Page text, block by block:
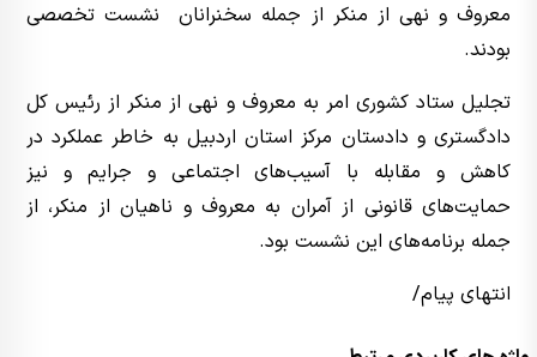
معروف و نهی از منکر از جمله سخنرانان نشست تخصصی
بودند.
تجلیل ستاد کشوری امر به معروف و نهی از منکر از رئیس‌ کل
دادگستری و دادستان مرکز استان اردبیل به ‌خاطر عملکرد در
کاهش و مقابله با آسیب‌های اجتماعی و جرایم و نیز
حمایت‌های قانونی از آمران به ‌معروف و ناهیان از منکر، از
جمله برنامه‌های این نشست بود.
انتهای پیام/